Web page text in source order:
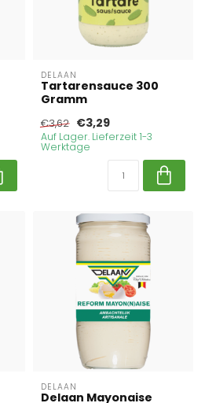
DELAAN
Tartarensauce 300
Gramm
€3,62 €3,29
Auf Lager. Lieferzeit 1-3
Werktage
DELAAN
Delaan Mayonaise